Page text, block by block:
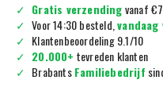
Gratis verzendingvanaf
Voor 14:30 besteld,
Klantenbeoordeling 9.1/10
20.000+ tevreden klanten
BrabantsFamiliebedrijf